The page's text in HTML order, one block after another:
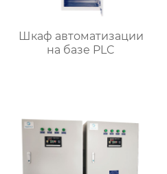
Шкаф автоматизации
на базе PLC